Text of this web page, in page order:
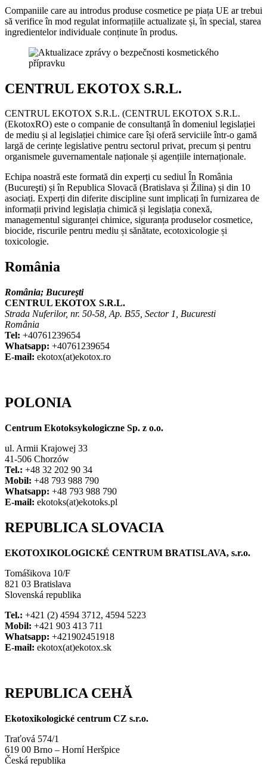
Companiile care au introdus produse cosmetice pe piața UE ar trebui
să verifice în mod regulat informațiile actualizate și, în special, starea
ingredientelor individuale conținute în produs.
CENTRUL EKOTOX S.R.L.
CENTRUL EKOTOX S.R.L. (CENTRUL EKOTOX S.R.L.
(EkotoxRO) este o companie de consultanță în domeniul legislației
de mediu și al legislației chimice care își oferă serviciile într-o gamă
largă de cerințe legislative pentru sectorul privat, precum și pentru
organismele guvernamentale naționale și agențiile internaționale.
Echipa noastră este formată din experți cu sediul În România
(Bucureşti) și în Republica Slovacă (Bratislava și Žilina) și din 10
asociați. Experți din diferite discipline sunt implicați în furnizarea de
informații privind legislația chimică și legislația conexă,
managementul siguranței chimice, siguranța produselor cosmetice,
biocide, riscurile pentru mediu și sănătate, ecotoxicologie și
toxicologie.
România
România; Bucureşti
CENTRUL EKOTOX S.R.L.
Strada Nuferilor, nr. 50-58, Ap. B55, Sector 1, Bucuresti
România
Tel: +40761239654
Whatsapp: +40761239654
E-mail: ekotox(at)ekotox.ro
POLONIA
Centrum Ekotoksykologiczne Sp. z o.o.
ul. Armii Krajowej 33
41-506 Chorzów
Tel.: +48 32 202 90 34
Mobil: +48 793 988 790
Whatsapp: +48 793 988 790
E-mail: ekotoks(at)ekotoks.pl
REPUBLICA SLOVACIA
EKOTOXIKOLOGICKÉ CENTRUM BRATISLAVA, s.r.o.
Tomášikova 10/F
821 03 Bratislava
Slovenská republika
Tel.: +421 (2) 4594 3712, 4594 5223
Mobil: +421 903 413 711
Whatsapp: +421902451918
E-mail: ekotox(at)ekotox.sk
REPUBLICA CEHĂ
Ekotoxikologické centrum CZ s.r.o.
Traťová 574/1
619 00 Brno – Horní Heršpice
Česká republika